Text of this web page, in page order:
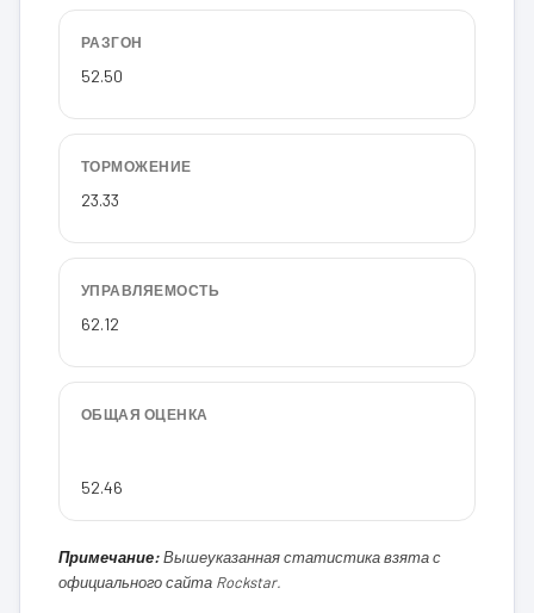
РАЗГОН
52.50
ТОРМОЖЕНИЕ
23.33
УПРАВЛЯЕМОСТЬ
62.12
ОБЩАЯ ОЦЕНКА
52.46
Примечание:Вышеуказанная статистика взята с
официального сайта Rockstar.